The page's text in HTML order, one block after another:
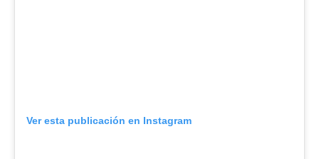
Ver esta publicación en Instagram